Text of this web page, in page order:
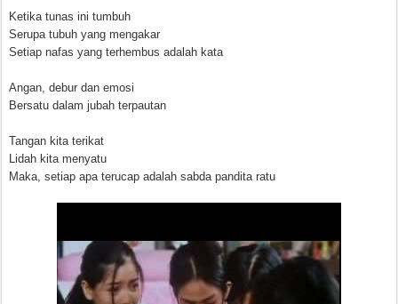
Ketika tunas ini tumbuh
Serupa tubuh yang mengakar
Setiap nafas yang terhembus adalah kata
Angan, debur dan emosi
Bersatu dalam jubah terpautan
Tangan kita terikat
Lidah kita menyatu
Maka, setiap apa terucap adalah sabda pandita ratu